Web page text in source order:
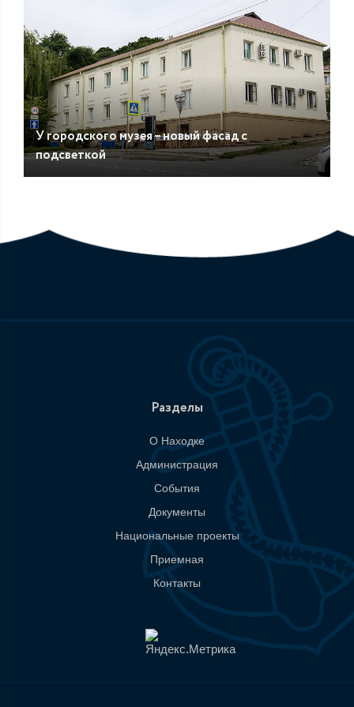
У городского музея – новый фасад с
подсветкой
Разделы
О Находке
Администрация
События
Документы
Национальные проекты
Приемная
Контакты